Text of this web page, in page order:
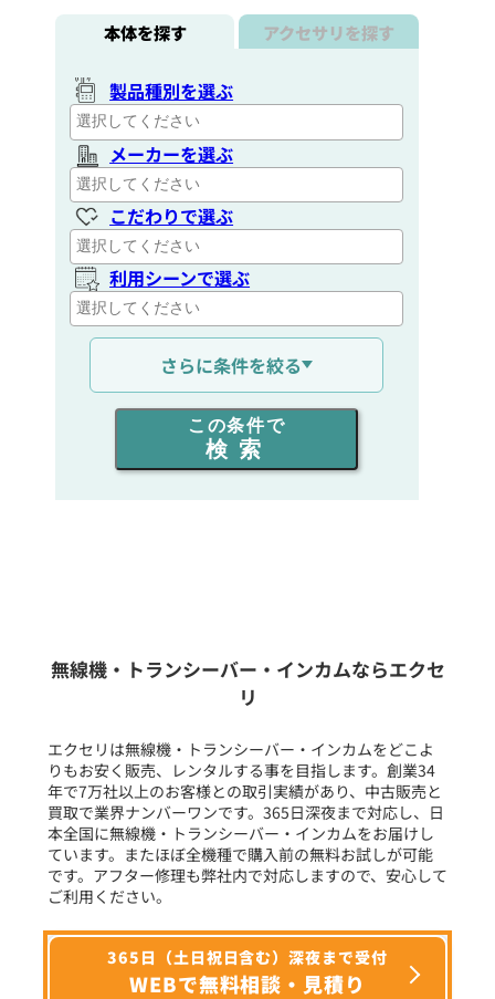
本体を探す アクセサリを探す
製品種別を選ぶ
メーカーを選ぶ
こだわりで選ぶ
利用シーンで選ぶ
通信距離を選ぶ
出力を選ぶ
同時通話人数を選ぶ
フリーワード入力(製品名等)
選択条件をリセット
さらに条件を絞る
この条件で
検索
無線機・トランシーバー・インカムならエクセ
リ
エクセリは無線機・トランシーバー・インカムをどこよ
りもお安く販売、レンタルする事を目指します。創業34
年で7万社以上のお客様との取引実績があり、中古販売と
買取で業界ナンバーワンです。365日深夜まで対応し、日
本全国に無線機・トランシーバー・インカムをお届けし
ています。またほぼ全機種で購入前の無料お試しが可能
です。アフター修理も弊社内で対応しますので、安心して
ご利用ください。
365日（土日祝日含む）深夜まで受付
WEBで無料相談・見積り